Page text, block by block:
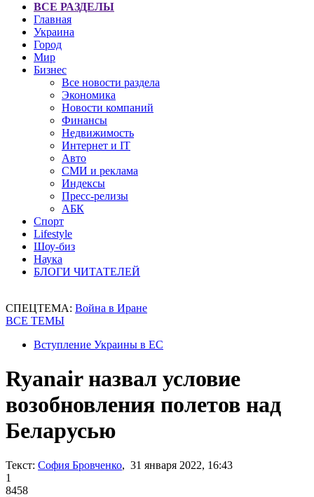
ВСЕ РАЗДЕЛЫ
Главная
Украина
Город
Мир
Бизнес
Все новости раздела
Экономика
Новости компаний
Финансы
Недвижимость
Интернет и IT
Авто
СМИ и реклама
Индексы
Пресс-релизы
АБК
Спорт
Lifestyle
Шоу-биз
Наука
БЛОГИ ЧИТАТЕЛЕЙ
СПЕЦТЕМА: Война в Иране
ВСЕ ТЕМЫ
Вступление Украины в ЕС
Ryanair назвал условие
возобновления полетов над
Беларусью
Текст: София Бровченко, 31 января 2022, 16:43
1
8458